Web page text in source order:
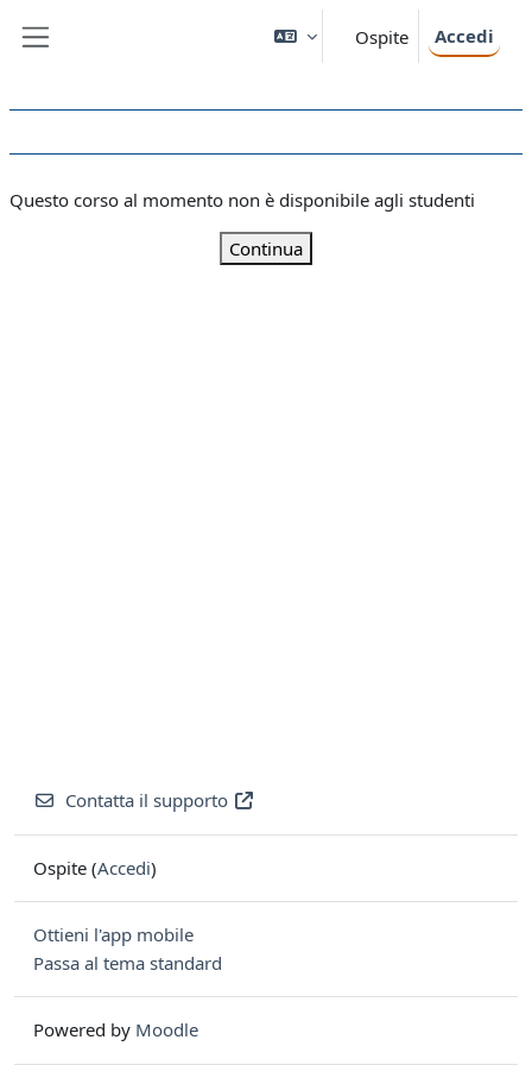
Ospite Accedi
Questo corso al momento non è disponibile agli studenti
Continua
Contatta il supporto
Ospite (Accedi)
Ottieni l'app mobile
Passa al tema standard
Powered by Moodle